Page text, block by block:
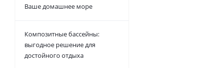
Ваше домашнее море
Композитные бассейны:
выгодное решение для
достойного отдыха